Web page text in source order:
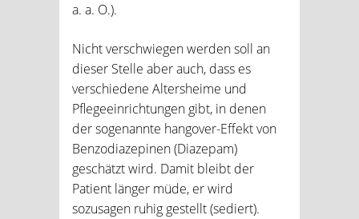
a. a. O.).
Nicht verschwiegen werden soll an
dieser Stelle aber auch, dass es
verschiedene Altersheime und
Pflegeeinrichtungen gibt, in denen
der sogenannte hangover-Effekt von
Benzodiazepinen (Diazepam)
geschätzt wird. Damit bleibt der
Patient länger müde, er wird
sozusagen ruhig gestellt (sediert).